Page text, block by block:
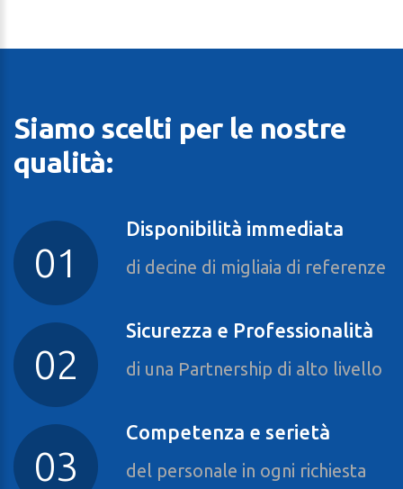
Siamo scelti per le nostre
qualità:
Disponibilità immediata
di decine di migliaia di referenze
Sicurezza e Professionalità
di una Partnership di alto livello
Competenza e serietà
del personale in ogni richiesta